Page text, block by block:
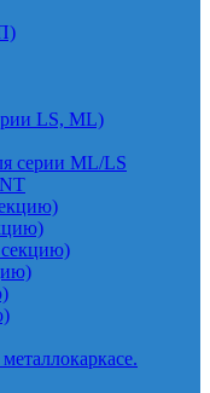
LS, ML)
серии ML/LS
секцию)